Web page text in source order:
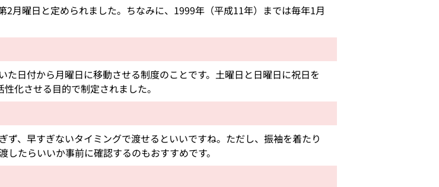
月曜日と定められました。ちなみに、1999年（平成11年）までは毎年1月
日付から月曜日に移動させる制度のことです。土曜日と日曜日に祝日を
化させる目的で制定されました。
、早すぎないタイミングで渡せるといいですね。ただし、振袖を着たり
たらいいか事前に確認するのもおすすめです。